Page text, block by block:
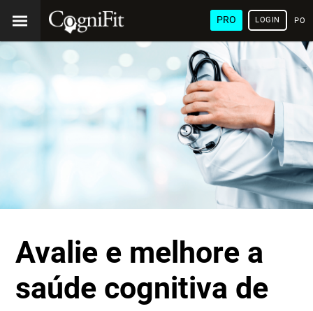
PRO LOGIN
Avalie e melhore a
saúde cognitiva de